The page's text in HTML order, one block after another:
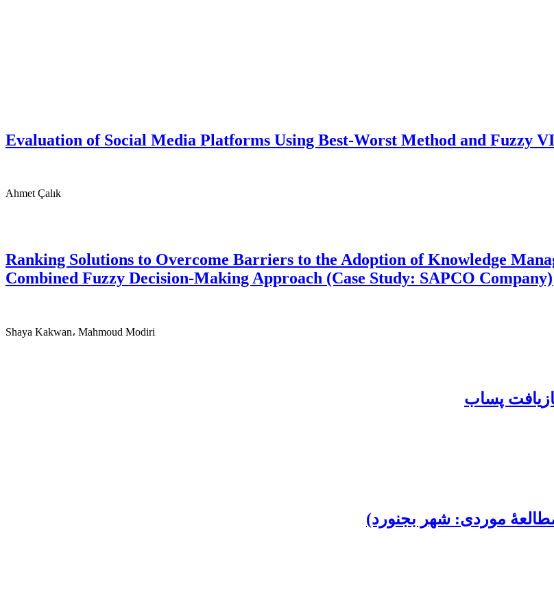
Evaluation of Social Media Platforms Using Best-Worst Method and Fuzzy
Ahmet Çalık
Ranking Solutions to Overcome Barriers to the Adoption of Knowledge
Combined Fuzzy Decision-Making Approach (Case Study: SAPCO Company)
Shaya Kakwan، Mahmoud Modiri
پساب
موردی: شهر بجنورد)